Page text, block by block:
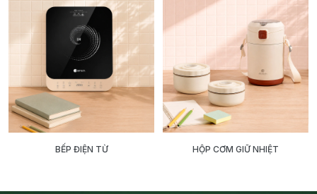
BẾP ĐIỆN TỪ HỘP CƠM GIỮ NHIỆT